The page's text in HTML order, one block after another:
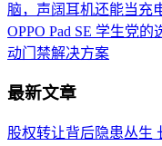
脑，声阔耳机还能当充
OPPO Pad SE 学生党的
动门禁解决方案
最新文章
股权转让背后隐患丛生